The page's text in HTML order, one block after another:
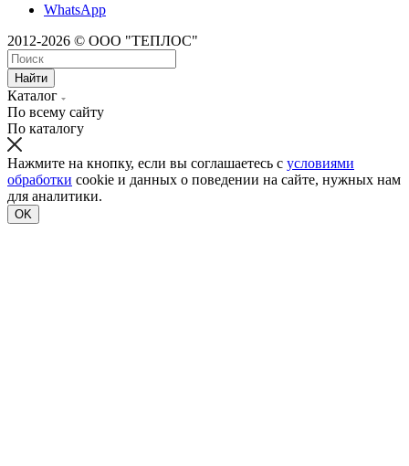
WhatsApp
2012-2026 © ООО "ТЕПЛОС"
Найти
Каталог
По всему сайту
По каталогу
Нажмите на кнопку, если вы соглашаетесь с условиями
обработки cookie и данных о поведении на сайте, нужных нам
для аналитики.
OK